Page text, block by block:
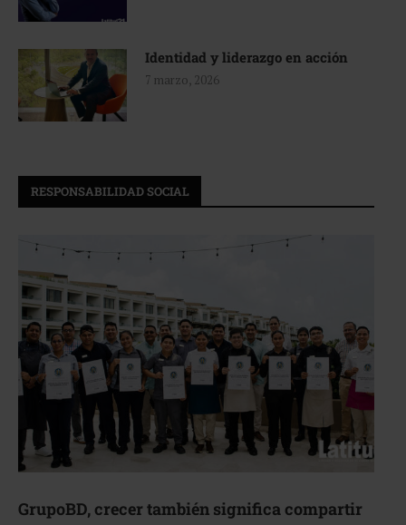
Identidad y liderazgo en acción
7 marzo, 2026
RESPONSABILIDAD SOCIAL
GrupoBD, crecer también significa compartir